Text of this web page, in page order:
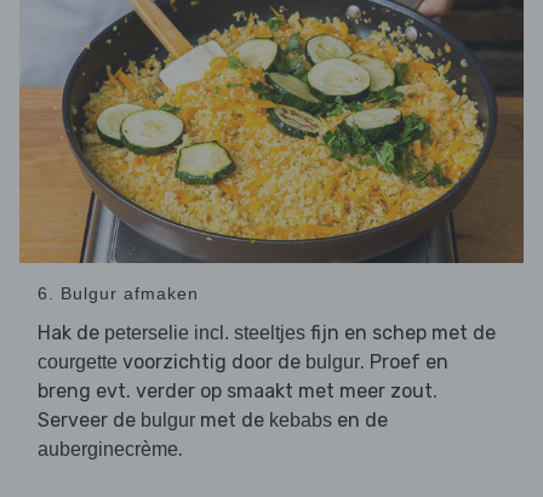
6. Bulgur afmaken
Hak de peterselie incl. steeltjes fijn en schep met de
courgette voorzichtig door de bulgur. Proef en
breng evt. verder op smaakt met meer zout.
Serveer de bulgur met de kebabs en de
auberginecrème.